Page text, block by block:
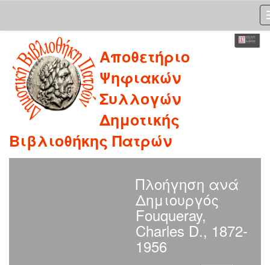
navigation
Αποθετήριο
Ψηφιακών
Συλλογών
Δημοτικής
Βιβλιοθήκης Πατρών
Πλοήγηση ανά
Δημιουργός
Fouqueray,
Charles D., 1872-
1956